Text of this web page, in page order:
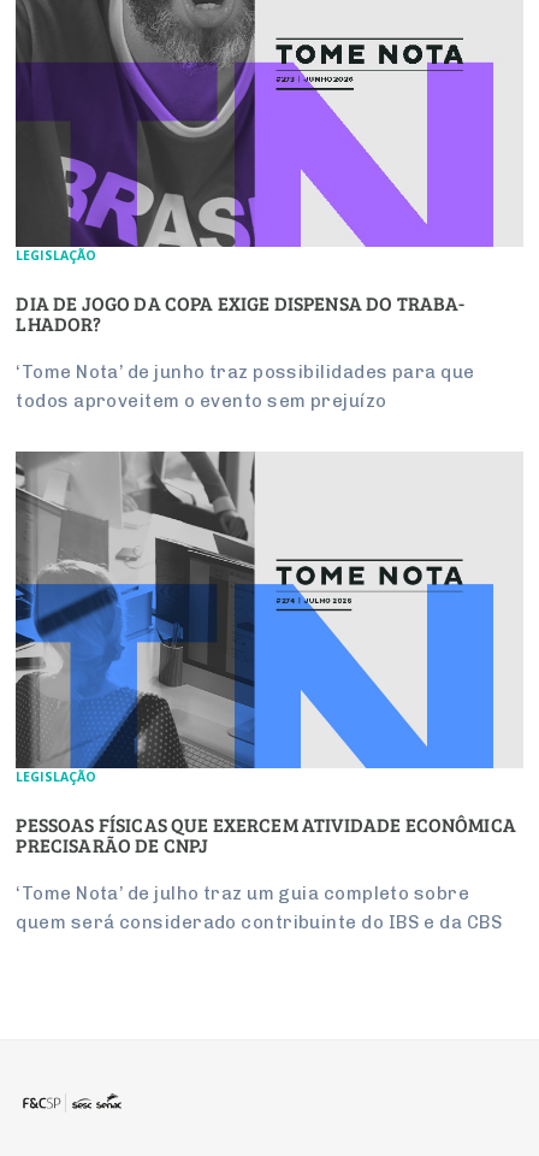
LEGISLAÇÃO
DIA DE JOGO DA COPA EXIGE DIS­PENSA DO TRA­BA­
LHADOR?
‘Tome Nota’ de junho traz pos­si­bi­li­dades para que
todos apro­veitem o evento sem pre­juízo
LEGISLAÇÃO
PESSOAS FÍSICAS QUE EXERCEM ATIVIDADE ECONÔMICA
PRECISARÃO DE CNPJ
‘Tome Nota’ de julho traz um guia completo sobre
quem será considerado contribuinte do IBS e da CBS